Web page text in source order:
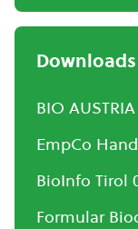
Downloads
BIO
EmpCo
BioInfo Tirol
Formular